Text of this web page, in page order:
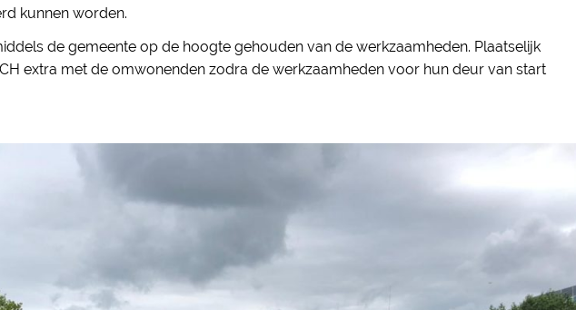
kunnen worden.
de gemeente op de hoogte gehouden van de werkzaamheden. Plaatselijk
extra met de omwonenden zodra de werkzaamheden voor hun deur van start